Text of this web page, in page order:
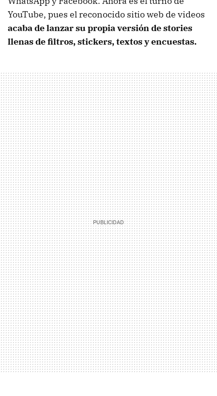
YouTube, pues el reconocido sitio web de videos
acaba de lanzar su propia versión de stories
llenas de filtros, stickers, textos y encuestas.